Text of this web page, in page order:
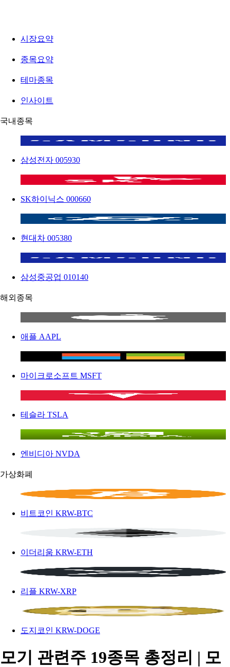
시장요약
종목요약
테마종목
인사이트
국내종목
삼성전자 005930
SK하이닉스 000660
현대차 005380
삼성중공업 010140
해외종목
애플 AAPL
마이크로소프트 MSFT
테슬라 TSLA
엔비디아 NVDA
가상화폐
비트코인 KRW-BTC
이더리움 KRW-ETH
리플 KRW-XRP
도지코인 KRW-DOGE
모기 관련주 19종목 총정리 | 모